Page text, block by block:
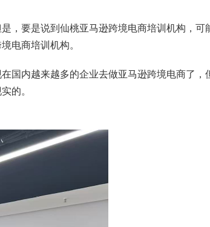
，要是说到仙桃亚马逊跨境电商培训机构，
电商培训机构。
国内越来越多的企业去做亚马逊跨境电商了
的。